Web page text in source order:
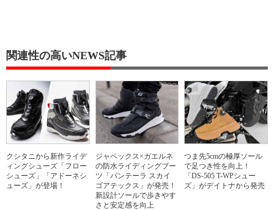
関連性の高いNEWS記事
クシタニから新作ライデ
ィングシューズ「フロー
シューズ」「アドーネシ
ューズ」が登場！
ジャペックス×ガエルネ
の防水ライディングブー
ツ「パンテーラ スカイ
ゴアテックス」が発売！
新設計ソールで歩きやす
さと安定感を向上
つま先5cmの極厚ソール
で足つき性を向上！
「DS-505 T-WPシュー
ズ」がデイトナから発売